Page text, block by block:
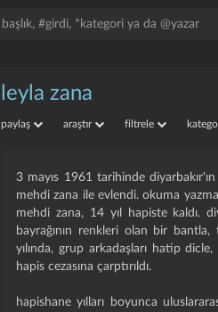
leyla zana
paylaş araştır filtrele
3 mayıs 1961 tarihinde
mehdi zana ile evlendi. okuma
mehdi zana, 14 yıl hapiste kaldı.
bayrağının renkleri olan bir bantla,
yılında, grup arkadaşları hatip
hapis cezasına çarptırıldı.
hapishane yılları boyunca